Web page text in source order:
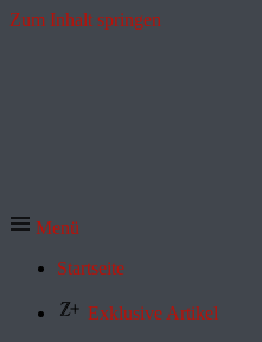
Zum Inhalt springen
Menü
Startseite
Exklusive Artikel